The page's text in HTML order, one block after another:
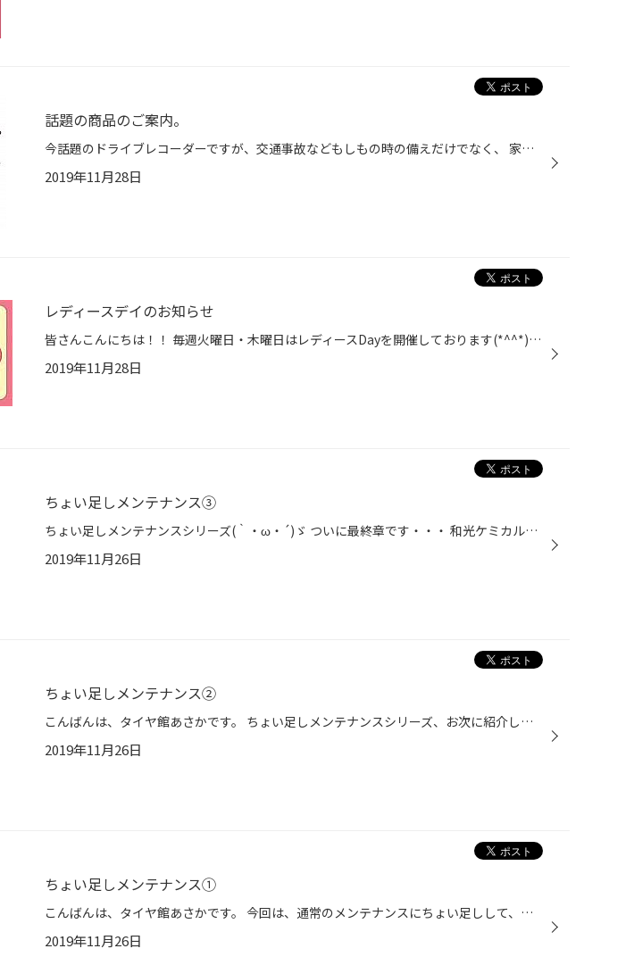
話題の商品のご案内。
今話題のドライブレコーダーですが、交通事故などもしもの時の備えだけでなく、 家族や友人とのお出かけの楽しい思い出を映像と音声で記録することができます。 広角レンズ使用でより広い視野角で録画可能なモデルや、FullHDの高画質モデル。 駐車場での当て逃げ対策に強い見方なのが、駐車監視機能...
2019年11月28日
レディースデイのお知らせ
皆さんこんにちは！！ 毎週火曜日・木曜日はレディースDayを開催しております(*^^*) レディースDayでは、オイル交換・バッテリーやワイパーなどのメンテナンス商品もお得になります！ 勿論、お車の安全点検は無料です。 特典いっぱいです！！ 是非！ご来店お待ちしております(^_-)-
2019年11月28日
ちょい足しメンテナンス③
ちょい足しメンテナンスシリーズ(｀・ω・´)ゞ ついに最終章です・・・ 和光ケミカルさんの【エコカープラス】アイドリングストップ車用のエンジン保護剤です(｀・ω・´)ゞ エンジンオイルを交換する時に先に混ぜて「保護剤入りオイル」を作ります。 これは、短距離の移動やエンジン始動と停止を繰り...
2019年11月26日
ちょい足しメンテナンス②
こんばんは、タイヤ館あさかです。 ちょい足しメンテナンスシリーズ、お次に紹介したいのは・・・ 同じく和光ケミカルさんの【エンジンオイル漏れ防止剤】です( *´艸｀) こちらは、オイル交換と同時にやる「ちょい足しメンテナンス」です。 エンジンオイルを交換する時に、入れるオイルに予め溶かし...
2019年11月26日
ちょい足しメンテナンス①
こんばんは、タイヤ館あさかです。 今回は、通常のメンテナンスにちょい足しして、快適ドライブを実感できるスグレモノをご紹介します(*'ω'*) 和光ケミカルさんの【フューエルワン】燃料添加剤です(｀・ω・´)ゞ ガソリンを満タンにする時に、一緒に入れるだけ！簡単です(｡-_-｡) ガソリンが流れてい...
2019年11月26日